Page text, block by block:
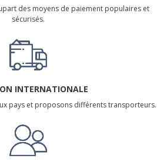
des moyens de paiement populaires et
sécurisés.
INTERNATIONALE
pays et proposons différents transporteurs.